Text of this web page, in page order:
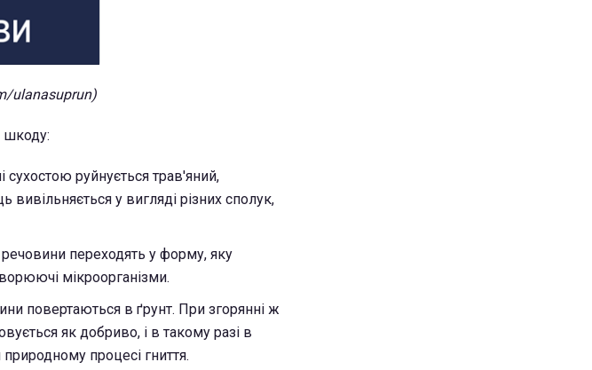
ulanasuprun)
шкоду:
сухостою руйнується трав'яний,
у вигляді різних сполук,
переходять у форму, яку
мікроорганізми.
повертаються в ґрунт. При згорянні ж
як добриво, і в такому разі в
процесі гниття.